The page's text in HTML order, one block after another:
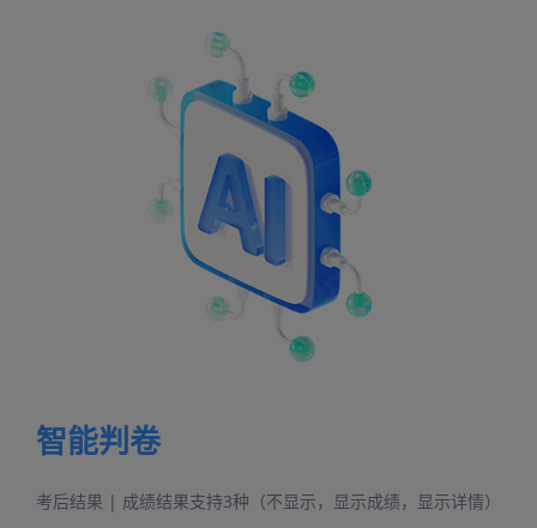
智能判卷
考后结果 | 成绩结果支持3种（不显示，显示成绩，显示详情）